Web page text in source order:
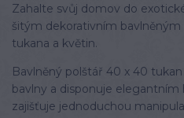
Zahalte svůj domov do
šitým dekorativním
tukana a květin.
Bavlněný polštář 40 x 40
bavlny a disponuje
zajišťuje jednoduchou